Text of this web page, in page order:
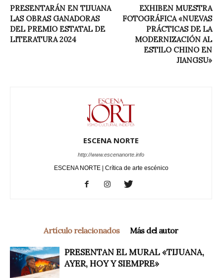
PRESENTARÁN EN TIJUANA
LAS OBRAS GANADORAS
DEL PREMIO ESTATAL DE
LITERATURA 2024
EXHIBEN MUESTRA
FOTOGRÁFICA «NUEVAS
PRÁCTICAS DE LA
MODERNIZACIÓN AL
ESTILO CHINO EN
JIANGSU»
ESCENA NORTE
http://www.escenanorte.info
ESCENA NORTE | Crítica de arte escénico
Artículo relacionados Más del autor
PRESENTAN EL MURAL «TIJUANA,
AYER, HOY Y SIEMPRE»